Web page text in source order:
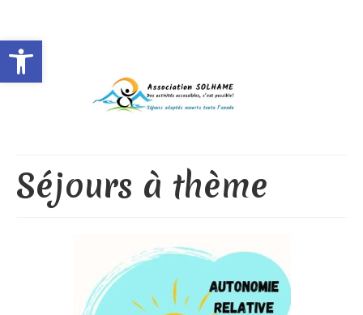
Ouvrir la barre d’outils
Séjours à thème